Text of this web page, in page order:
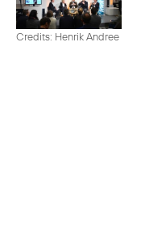
Credits: Henrik Andree